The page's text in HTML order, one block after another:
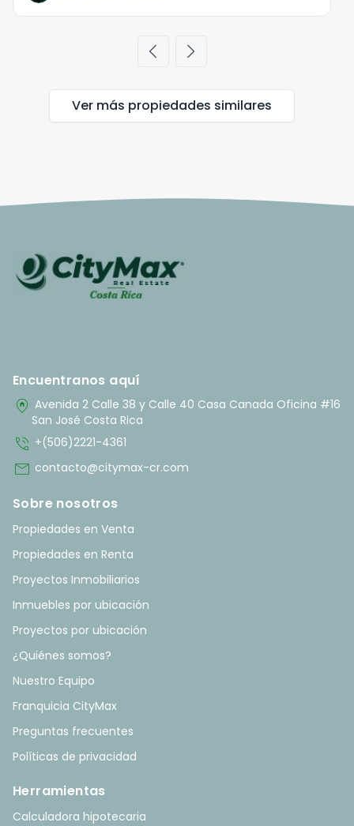
chevron_left chevron_right
Ver más propiedades similares
Encuentranos aquí
home_pin Avenida 2 Calle 38 y Calle 40 Casa Canada Oficina #16
San José Costa Rica
phone_in_talk +(506)2221-4361
mail contacto@citymax-cr.com
Sobre nosotros
Propiedades en Venta
Propiedades en Renta
Proyectos Inmobiliarios
Inmuebles por ubicación
Proyectos por ubicación
¿Quiénes somos?
Nuestro Equipo
Franquicia CityMax
Preguntas frecuentes
Políticas de privacidad
Herramientas
Calculadora hipotecaria